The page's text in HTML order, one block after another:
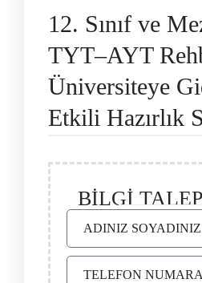
12. Sınıf ve
TYT–AYT
Üniversiteye
Etkili Hazırlık
BİLGİ